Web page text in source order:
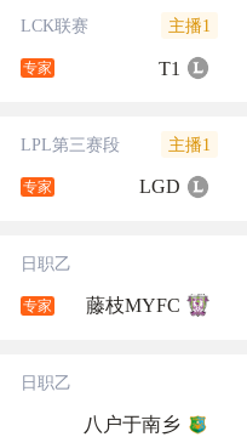
LCK联赛 主播1
专家 T1
LPL第三赛段 主播1
专家 LGD
日职乙
专家 藤枝MYFC
日职乙
八户于南乡